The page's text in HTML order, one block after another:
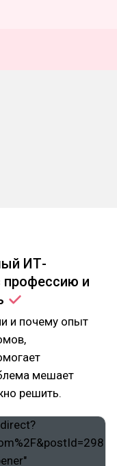
ИТ-
профессию и
и почему опыт
мешает
решить.